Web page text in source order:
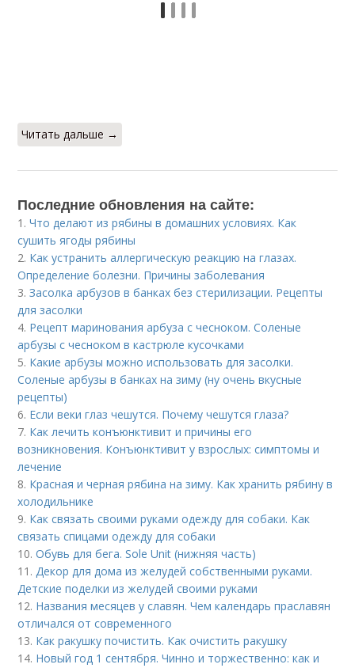
Читать дальше →
Последние обновления на сайте:
1.Что делают из рябины в домашних условиях. Как
сушить ягоды рябины
2. Как устранить аллергическую реакцию на глазах.
Определение болезни. Причины заболевания
3.Засолка арбузов в банках без стерилизации. Рецепты
для засолки
4. Рецепт маринования арбуза с чесноком. Соленые
арбузы с чесноком в кастрюле кусочками
5. Какие арбузы можно использовать для засолки.
Соленые арбузы в банках на зиму (ну очень вкусные
рецепты)
6. Если веки глаз чешутся. Почему чешутся глаза?
7. Как лечить конъюнктивит и причины его
возникновения. Конъюнктивит у взрослых: симптомы и
лечение
8. Красная и черная рябина на зиму. Как хранить рябину в
холодильнике
9. Как связать своими руками одежду для собаки. Как
связать спицами одежду для собаки
10.Обувь для бега. Sole Unit (нижняя часть)
11.Декор для дома из желудей собственными руками.
Детские поделки из желудей своими руками
12. Названия месяцев у славян. Чем календарь праславян
отличался от современного
13. Как ракушку почистить. Как очистить ракушку
14. Новый год 1 сентября. Чинно и торжественно: как и